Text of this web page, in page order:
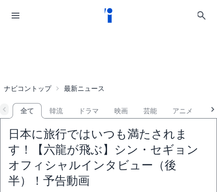
ナビコントップ 最新ニュース
全て 韓流 ドラマ 映画 芸能 アニメ
日本に旅行ではいつも満たされま
す！【六龍が飛ぶ】シン・セギョン
オフィシャルインタビュー（後
半）！予告動画